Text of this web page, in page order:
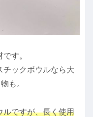
す。
チックボウルなら大
も。
ルですが、長く使用